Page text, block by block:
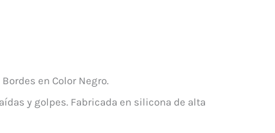
en Color Negro.
y golpes. Fabricada en silicona de alta